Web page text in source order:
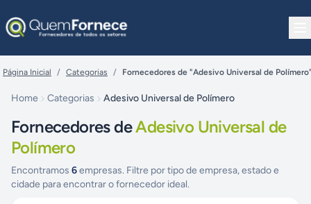
Página Inicial / Categorias / Fornecedores de "Adesivo Universal de
Home Categorias Adesivo Universal de Polímero
Fornecedores deAdesivo Universal de
Polímero
Encontramos 6empresas. Filtre por tipo de empresa, estado e
cidade para encontrar o fornecedor ideal.